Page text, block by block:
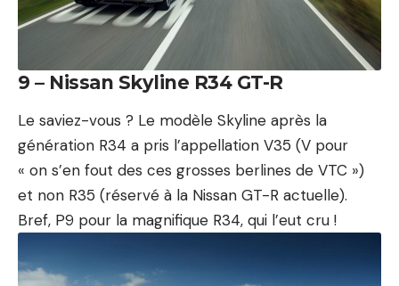
9 – Nissan Skyline R34 GT-R
Le saviez-vous ? Le modèle Skyline après la
génération R34 a pris l’appellation V35 (V pour
« on s’en fout des ces grosses berlines de VTC »)
et non R35 (réservé à la Nissan GT-R actuelle).
Bref, P9 pour la magnifique R34, qui l’eut cru !